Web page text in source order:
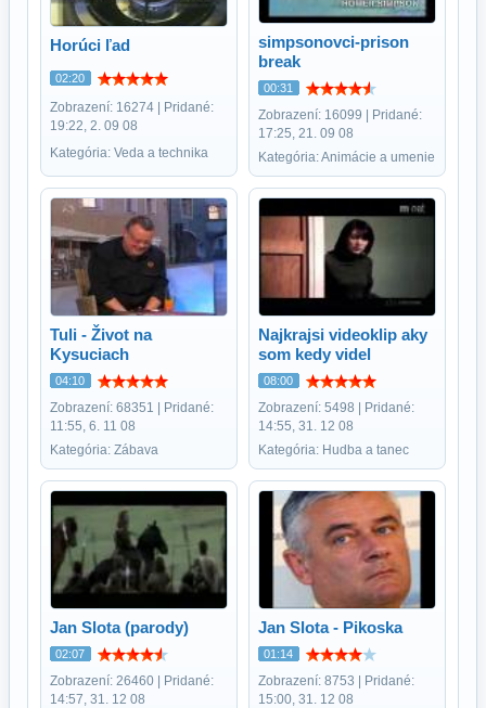
Horúci ľad
02:20
Zobrazení: 16274 | Pridané:
19:22, 2. 09 08
Kategória: Veda a technika
simpsonovci-prison
break
00:31
Zobrazení: 16099 | Pridané:
17:25, 21. 09 08
Kategória: Animácie a umenie
Tuli - Život na
Kysuciach
04:10
Zobrazení: 68351 | Pridané:
11:55, 6. 11 08
Kategória: Zábava
Najkrajsi videoklip aky
som kedy videl
08:00
Zobrazení: 5498 | Pridané:
14:55, 31. 12 08
Kategória: Hudba a tanec
Jan Slota (parody)
02:07
Zobrazení: 26460 | Pridané:
14:57, 31. 12 08
Jan Slota - Pikoska
01:14
Zobrazení: 8753 | Pridané:
15:00, 31. 12 08